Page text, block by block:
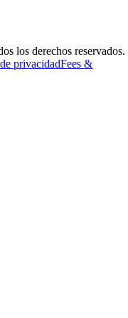
los derechos reservados.
privacidadFees &